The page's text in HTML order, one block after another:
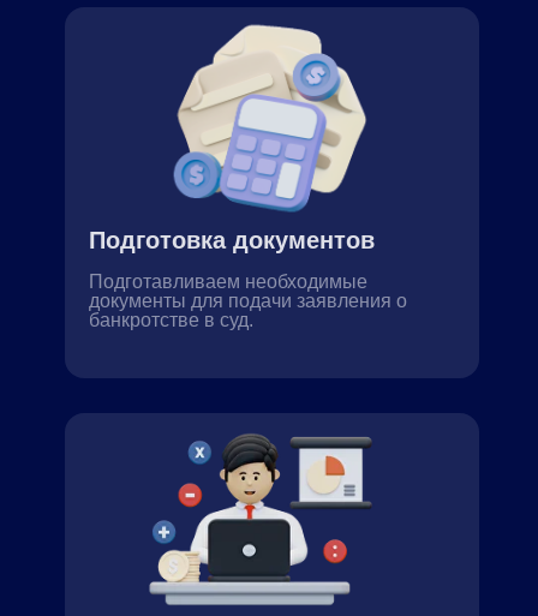
Подготовка документов
Подготавливаем необходимые
документы для подачи заявления о
банкротстве в суд.